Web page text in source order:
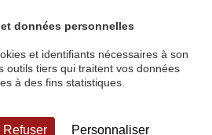
données personnelles
et identifiants nécessaires à son
outils tiers qui traitent vos données
à des fins statistiques.
Refuser Personnaliser